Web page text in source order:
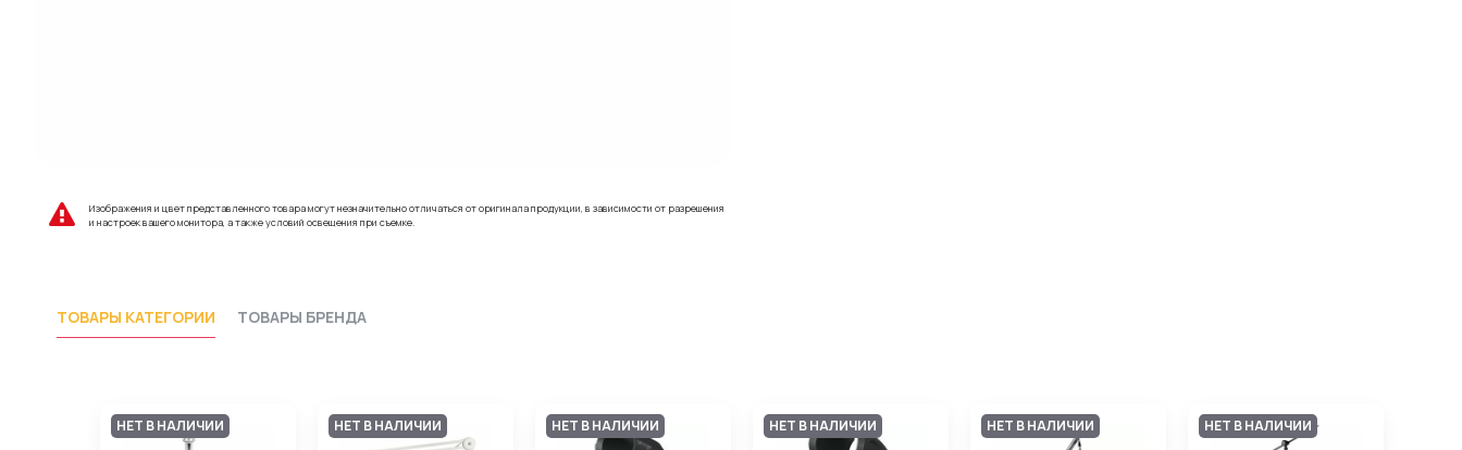
Изображения и цвет представленного товара могут незначительно отличаться от оригинала продукции, в зависимости от разрешения
и настроек вашего монитора, а также условий освещения при съемке.
ТОВАРЫ КАТЕГОРИИ ТОВАРЫ БРЕНДА
НЕТ В НАЛИЧИИ НЕТ В НАЛИЧИИ НЕТ В НАЛИЧИИ НЕТ В НАЛИЧИИ НЕТ В НАЛИЧИИ НЕТ В НАЛИЧИИ